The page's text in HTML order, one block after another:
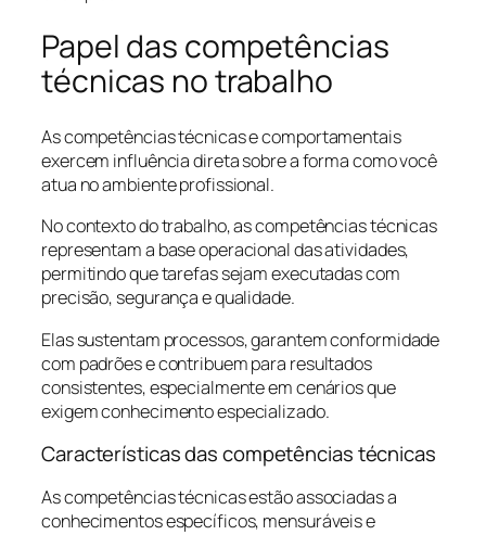
Papel das competências
técnicas no trabalho
As competências técnicas e comportamentais
exercem influência direta sobre a forma como você
atua no ambiente profissional.
No contexto do trabalho, as competências técnicas
representam a base operacional das atividades,
permitindo que tarefas sejam executadas com
precisão, segurança e qualidade.
Elas sustentam processos, garantem conformidade
com padrões e contribuem para resultados
consistentes, especialmente em cenários que
exigem conhecimento especializado.
Características das competências técnicas
As competências técnicas estão associadas a
conhecimentos específicos, mensuráveis e